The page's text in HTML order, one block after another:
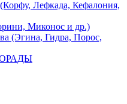
Лефкада, Кефалония,
Миконос и др.)
Гидра, Порос,